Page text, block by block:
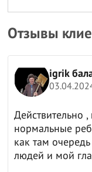
Отзывы
Яндекс.Карты
вполне
, так
на районе ,